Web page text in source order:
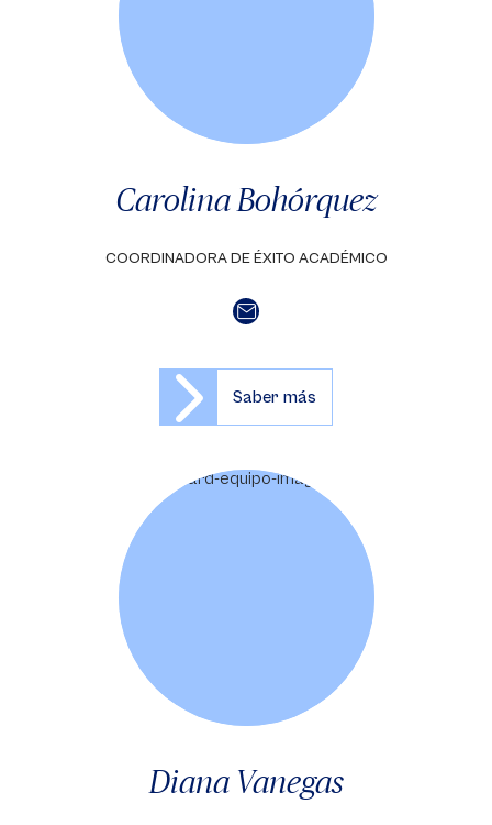
Carolina Bohórquez
COORDINADORA DE ÉXITO ACADÉMICO
Saber más
Diana Vanegas